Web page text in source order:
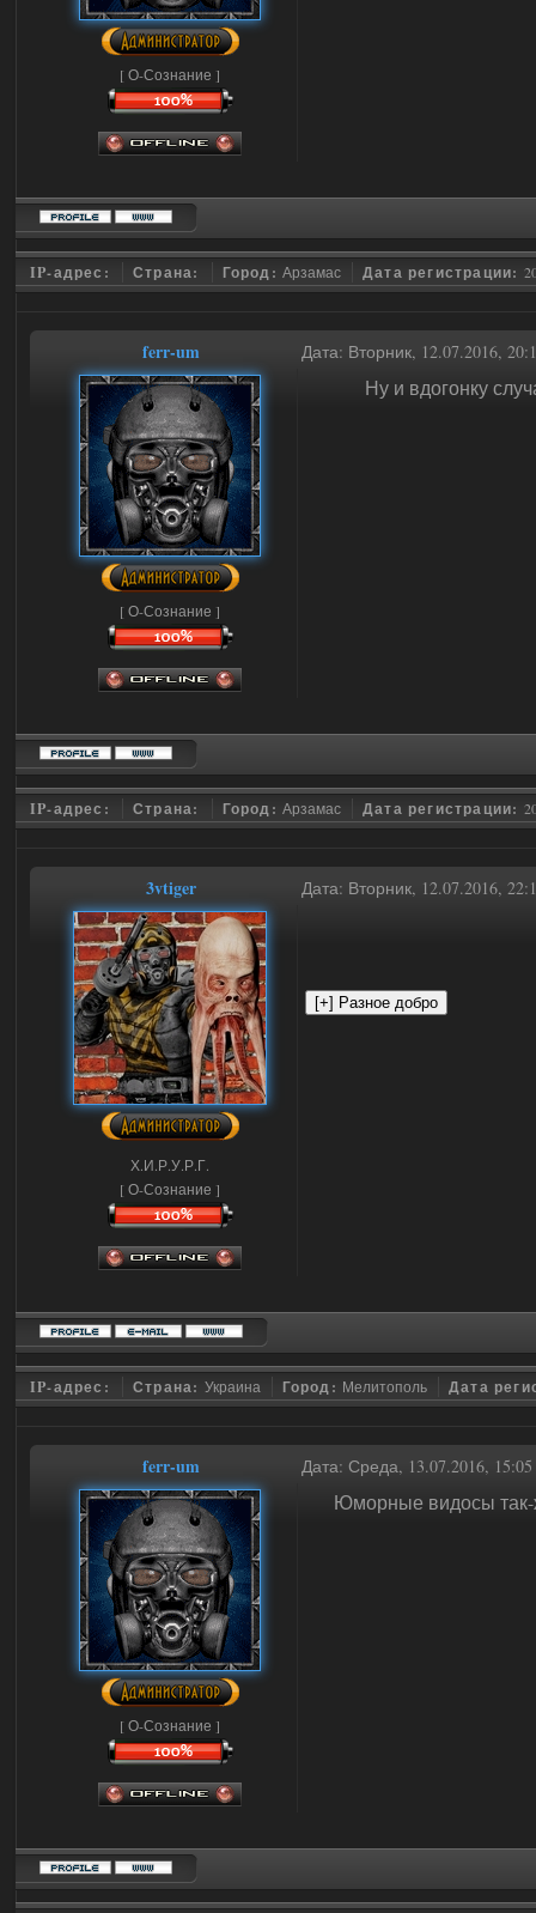
[ О-Сознание ]
IP-адрес: Страна: Город:Арзамас Дата регистрации:
ferr-um Дата: Вторник, 12.07.2016,
[ О-Сознание ]
Ну и вдогонку
IP-адрес: Страна: Город:Арзамас Дата регистрации:
3vtiger Дата: Вторник, 12.07.2016,
Х.И.Р.У.Р.Г.
[ О-Сознание ]
IP-адрес: Страна: Украина Город: Мелитополь Дата
ferr-um Дата: Среда, 13.07.2016,
[ О-Сознание ]
Юморные видосы так-